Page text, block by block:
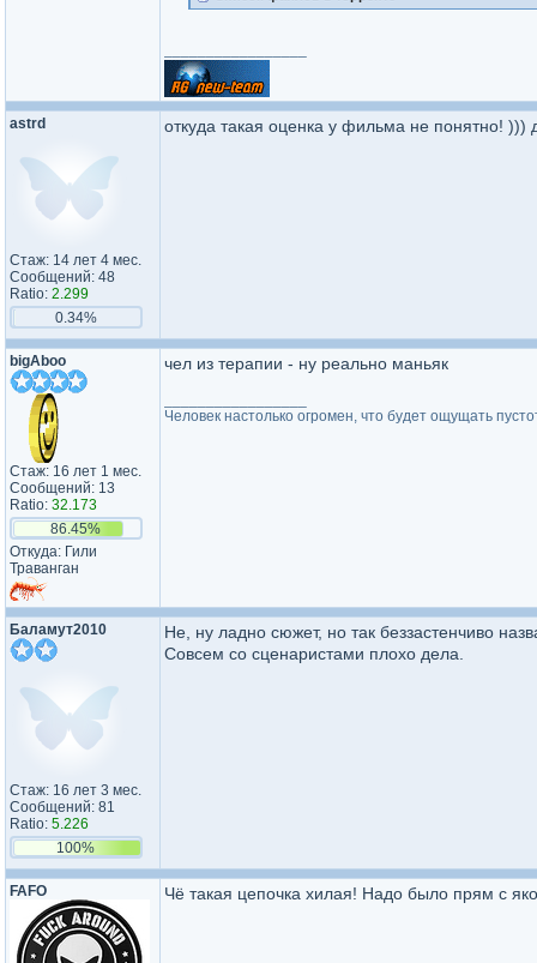
astrd
Стаж: 14 лет 4 мес.
Сообщений: 48
Ratio: 2.299
0.34%
откуда такая оценка у фильма не понятно!
bigAboo
Стаж: 16 лет 1 мес.
Сообщений: 13
Ratio: 32.173
86.45%
Откуда: Гили
Траванган
чел из терапии - ну реально маньяк
Человек настолько огромен, что будет ощущать
Баламут2010
Стаж: 16 лет 3 мес.
Сообщений: 81
Ratio: 5.226
100%
Не, ну ладно сюжет, но так беззастенчиво
Совсем со сценаристами плохо дела.
FAFO Чё такая цепочка хилая! Надо было прям с